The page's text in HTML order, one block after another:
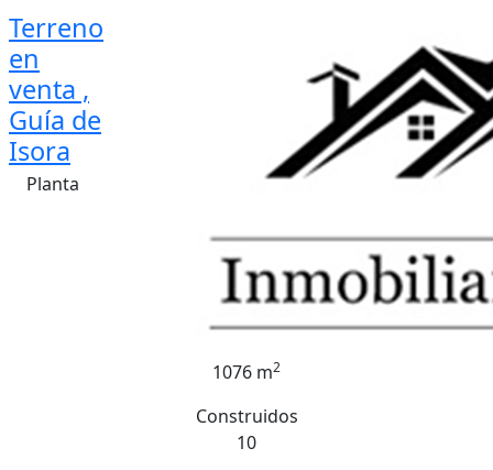
Terreno
en
venta ,
Guía de
Isora
Planta
1076 m2
Construidos
10